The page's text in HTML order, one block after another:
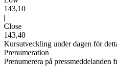
143,10
|
Close
143,40
Kursutveckling under dagen för
Prenumeration
Prenumerera på pressmeddelanden